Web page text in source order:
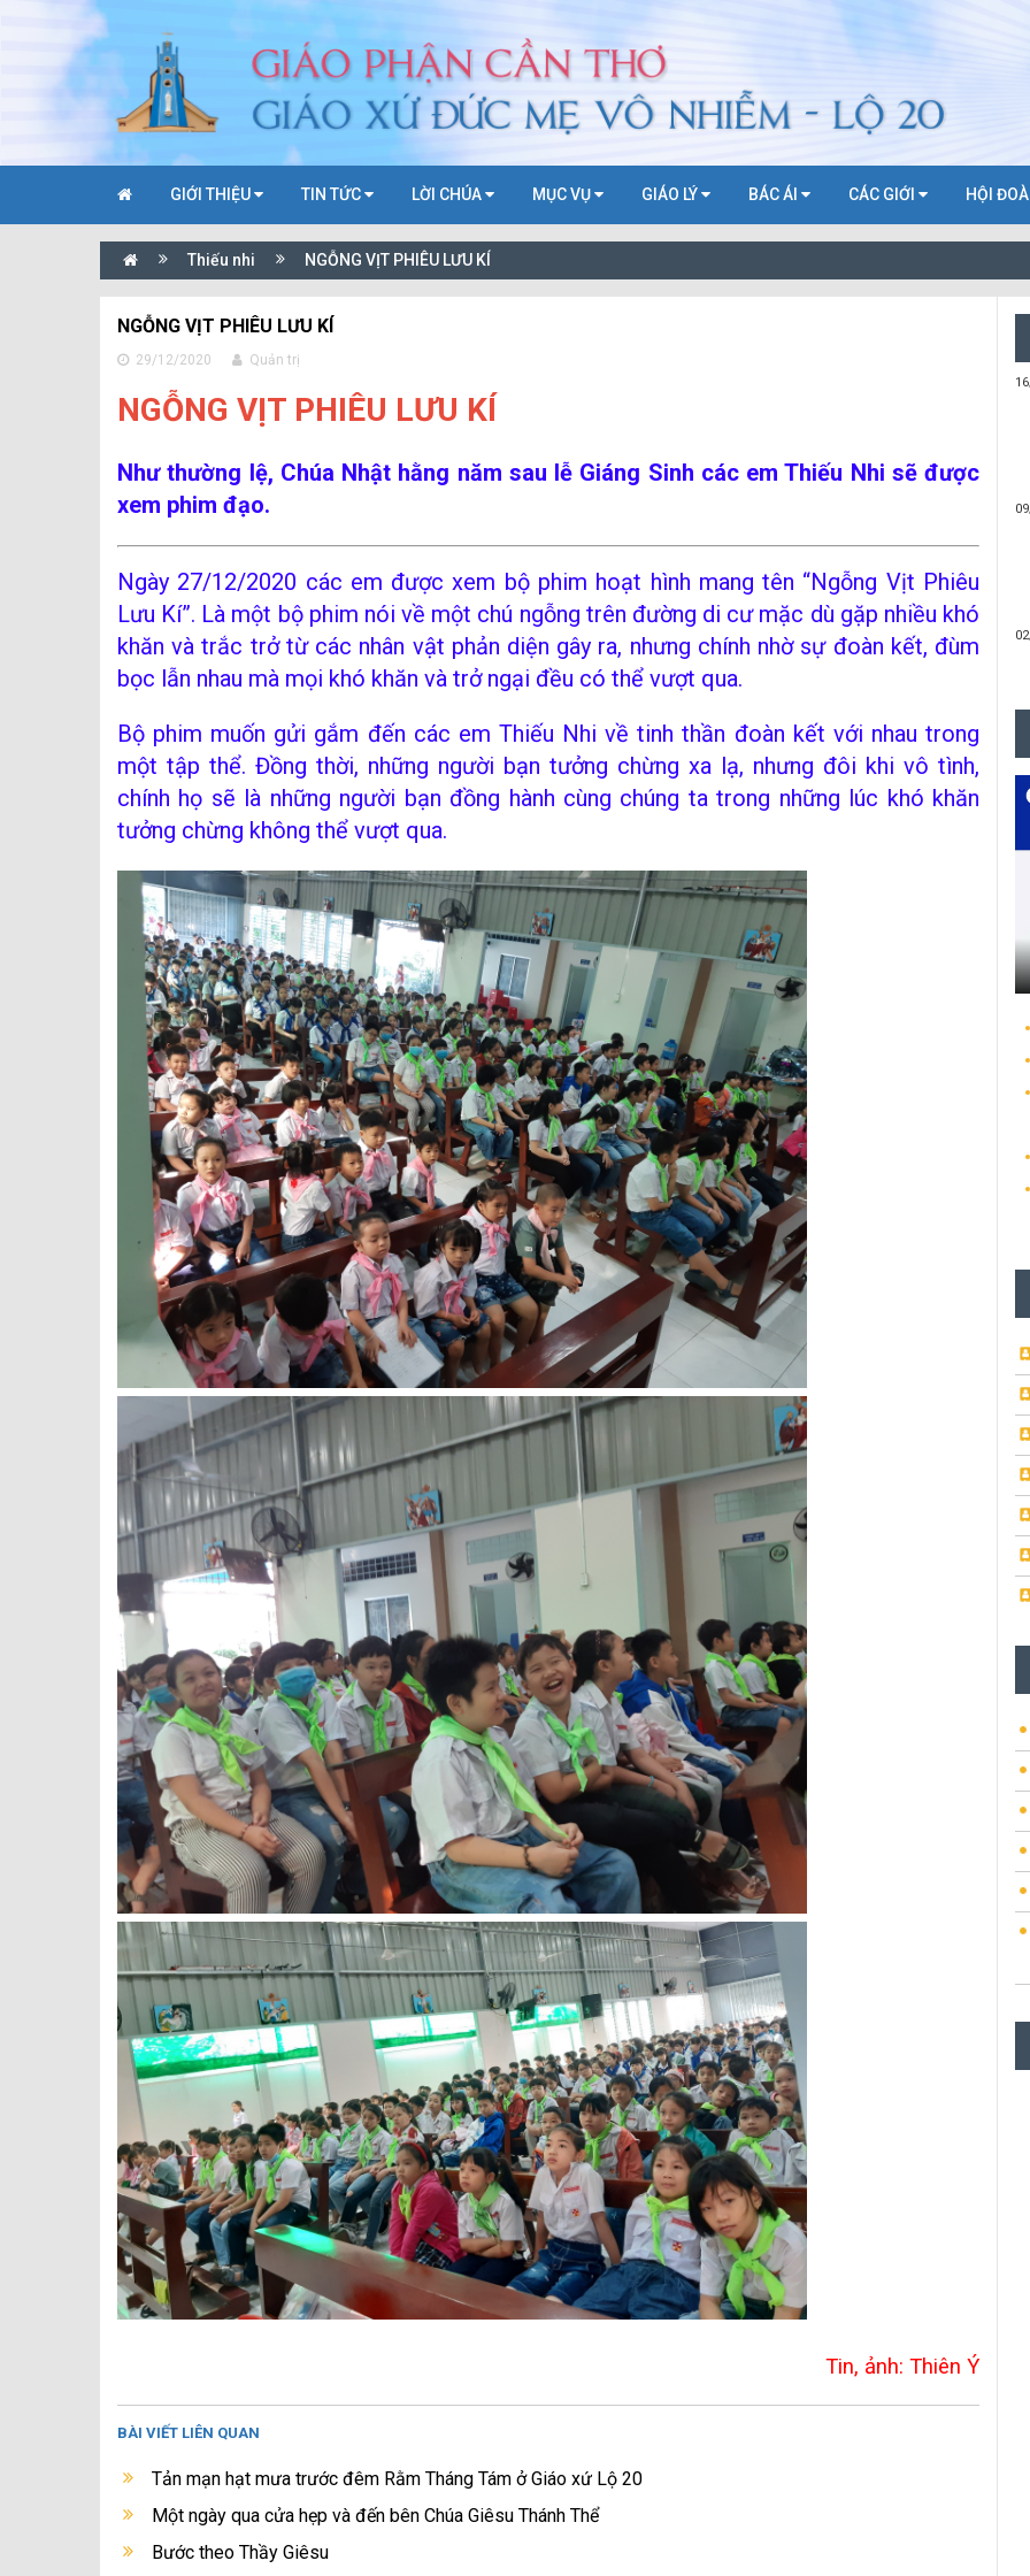
GIỚI THIỆU TIN TỨC LỜI CHÚA MỤC VỤ GIÁO LÝ BÁC ÁI CÁC GIỚI HỘI
Thiếu nhi NGỖNG VỊT PHIÊU LƯU KÍ
NGỖNG VỊT PHIÊU LƯU KÍ
29/12/2020 Quản trị
NGỖNG VỊT PHIÊU LƯU KÍ
Như thường lệ, Chúa Nhật hằng năm sau lễ Giáng Sinh các em Thiếu Nhi sẽ được
xem phim đạo.
Ngày 27/12/2020 các em được xem bộ phim hoạt hình mang tên “Ngỗng Vịt Phiêu
Lưu Kí”. Là một bộ phim nói về một chú ngỗng trên đường di cư mặc dù gặp nhiều khó
khăn và trắc trở từ các nhân vật phản diện gây ra, nhưng chính nhờ sự đoàn kết, đùm
bọc lẫn nhau mà mọi khó khăn và trở ngại đều có thể vượt qua.
Bộ phim muốn gửi gắm đến các em Thiếu Nhi về tinh thần đoàn kết với nhau trong
một tập thể. Đồng thời, những người bạn tưởng chừng xa lạ, nhưng đôi khi vô tình,
chính họ sẽ là những người bạn đồng hành cùng chúng ta trong những lúc khó khăn
tưởng chừng không thể vượt qua.
Tin, ảnh: Thiên Ý
BÀI VIẾT LIÊN QUAN
Tản mạn hạt mưa trước đêm Rằm Tháng Tám ở Giáo xứ Lộ 20
Một ngày qua cửa hẹp và đến bên Chúa Giêsu Thánh Thể
Bước theo Thầy Giêsu